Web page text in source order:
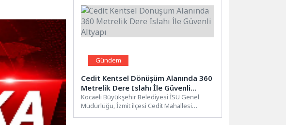
Gündem
Cedit Kentsel Dönüşüm Alanında 360
Metrelik Dere Islahı İle Güvenli
Altyapı
Kocaeli Büyükşehir Belediyesi İSU Genel
Müdürlüğü, İzmit ilçesi Cedit Mahallesi